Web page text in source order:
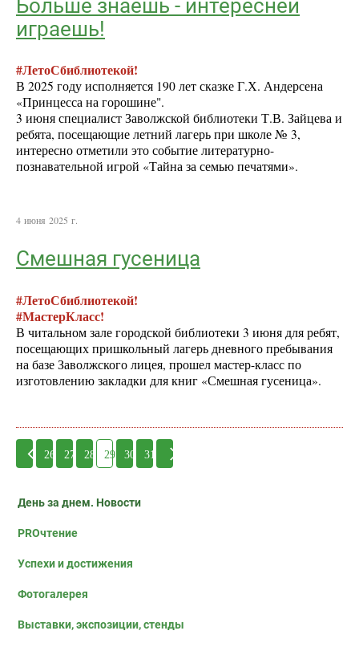
Больше знаешь - интересней
играешь!
#ЛетоСбиблиотекой!
В 2025 году исполняется 190 лет сказке Г.Х. Андерсена
«Принцесса на горошине".
3 июня специалист Заволжской библиотеки Т.В. Зайцева и
ребята, посещающие летний лагерь при школе № 3,
интересно отметили это событие литературно-
познавательной игрой «Тайна за семью печатями».
4 июня 2025 г.
Смешная гусеница
#ЛетоСбиблиотекой!
#МастерКласс!
В читальном зале городской библиотеки 3 июня для ребят,
посещающих пришкольный лагерь дневного пребывания
на базе Заволжского лицея, прошел мастер-класс по
изготовлению закладки для книг «Смешная гусеница».
26 27 28 29 30 31
День за днем. Новости
PROчтение
Успехи и достижения
Фотогалерея
Выставки, экспозиции, стенды